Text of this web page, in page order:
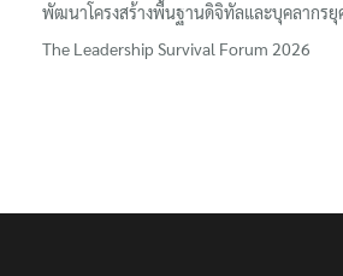
พัฒนาโครงสร้างพื้นฐานดิจิทัลและบุคลากรยุ
The Leadership Survival Forum 2026